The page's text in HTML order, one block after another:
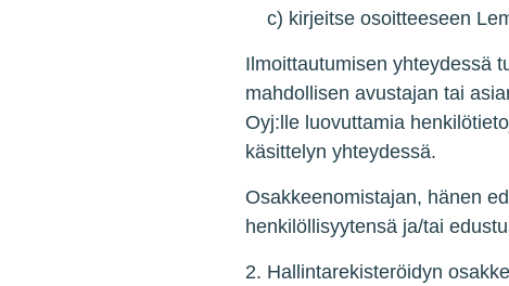
c) kirjeitse osoitteeseen
Ilmoittautumisen yhteydessä
mahdollisen avustajan tai
Oyj:lle luovuttamia
käsittelyn yhteydessä.
Osakkeenomistajan, hänen
henkilöllisyytensä ja/tai
2. Hallintarekisteröidyn